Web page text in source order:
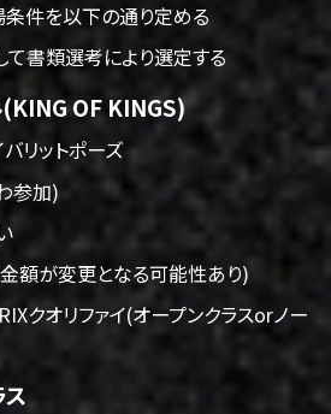
件を以下の通り定める
書類選考により選定する
OF KINGS)
リットポーズ
参加)
額が変更となる可能性あり)
クオリファイ(オープンクラスorノー